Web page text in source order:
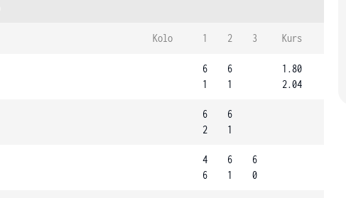
Kolo 1 2 3 Kurs
6
1
6
1
1.80
2.04
6
2
6
1
4
6
6
1
6
0